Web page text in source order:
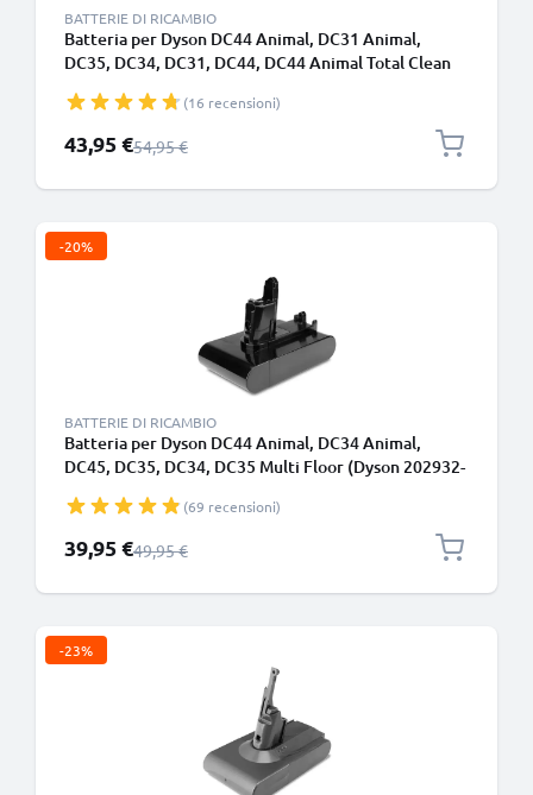
BATTERIE DI RICAMBIO
Batteria per Dyson DC44 Animal, DC31 Animal,
DC35, DC34, DC31, DC44, DC44 Animal Total Clean
incastro - di CELLONIC(16 recensioni)
Prezzo speciale
43,95 €Prezzo normale
54,95 €
-20%
BATTERIE DI RICAMBIO
Batteria per Dyson DC44 Animal, DC34 Animal,
DC45, DC35, DC34, DC35 Multi Floor (Dyson 202932-
(69 recensioni)
Prezzo speciale
39,95 €Prezzo normale
49,95 €
-23%